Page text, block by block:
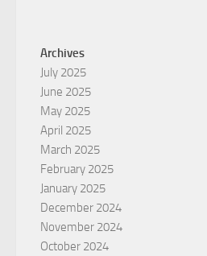
Archives
July 2025
June 2025
May 2025
April 2025
March 2025
February 2025
January 2025
December 2024
November 2024
October 2024